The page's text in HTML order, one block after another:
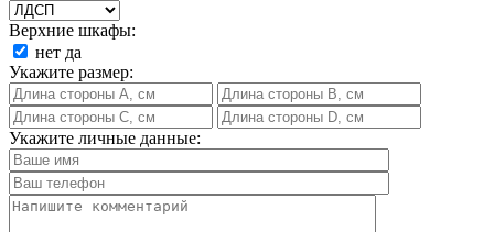
Верхние шкафы:
нет да
Укажите размер:
Укажите личные данные: